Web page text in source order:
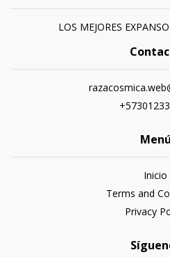
LOS MEJORES
Menú
Inicio
Terms and
Privacy